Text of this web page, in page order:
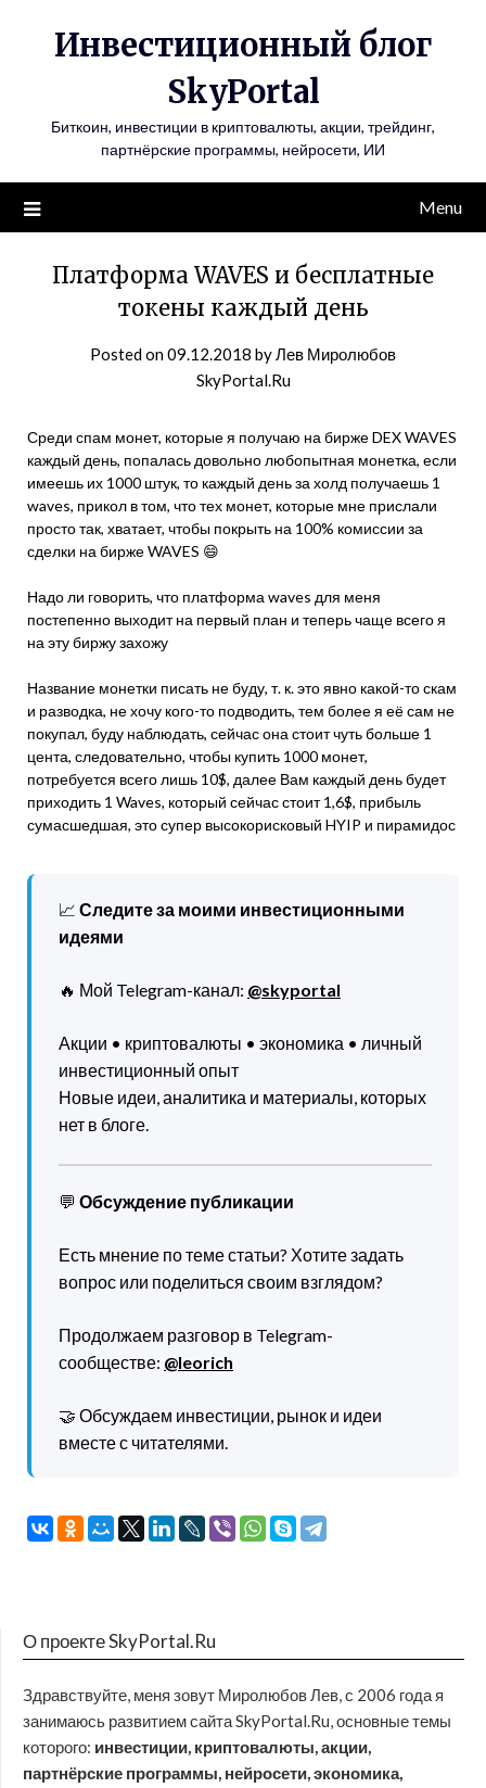
Инвестиционный блог
SkyPortal
Биткоин, инвестиции в криптовалюты, акции, трейдинг,
партнёрские программы, нейросети, ИИ
Menu
Платформа WAVES и бесплатные
токены каждый день
Posted on09.12.2018 byЛев Миролюбов
SkyPortal.Ru
Среди спам монет, которые я получаю на бирже DEX WAVES
каждый день, попалась довольно любопытная монетка, если
имеешь их 1000 штук, то каждый день за холд получаешь 1
waves, прикол в том, что тех монет, которые мне прислали
просто так, хватает, чтобы покрыть на 100% комиссии за
сделки на бирже WAVES 😄
Надо ли говорить, что платформа waves для меня
постепенно выходит на первый план и теперь чаще всего я
на эту биржу захожу
Название монетки писать не буду, т. к. это явно какой-то скам
и разводка, не хочу кого-то подводить, тем более я её сам не
покупал, буду наблюдать, сейчас она стоит чуть больше 1
цента, следовательно, чтобы купить 1000 монет,
потребуется всего лишь 10$, далее Вам каждый день будет
приходить 1 Waves, который сейчас стоит 1,6$, прибыль
сумасшедшая, это супер высокорисковый HYIP и пирамидос
📈 Следите за моими инвестиционными
идеями
🔥 Мой Telegram-канал: @skyportal
Акции • криптовалюты • экономика • личный
инвестиционный опыт
Новые идеи, аналитика и материалы, которых
нет в блоге.
💬 Обсуждение публикации
Есть мнение по теме статьи? Хотите задать
вопрос или поделиться своим взглядом?
Продолжаем разговор в Telegram-
сообществе: @leorich
🤝 Обсуждаем инвестиции, рынок и идеи
вместе с читателями.
О проекте SkyPortal.Ru
Здравствуйте, меня зовут Миролюбов Лев, с 2006 года я
занимаюсь развитием сайта SkyPortal.Ru, основные темы
которого: инвестиции, криптовалюты, акции,
партнёрские программы, нейросети, экономика,